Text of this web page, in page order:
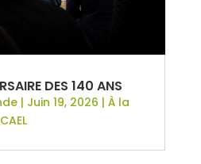
DES 140 ANS
| Juin 19, 2026 | À la